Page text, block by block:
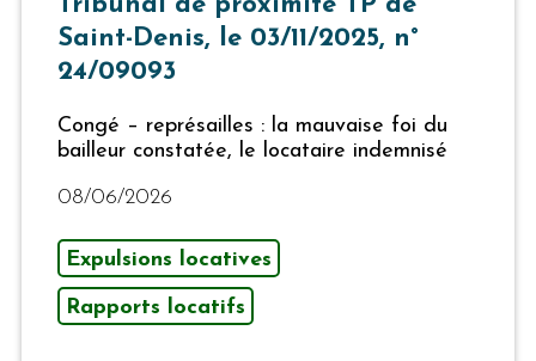
Saint-Denis, le 03/11/2025, n°
24/09093
Congé – représailles : la mauvaise foi du
bailleur constatée, le locataire indemnisé
08/06/2026
Expulsions locatives
Rapports locatifs